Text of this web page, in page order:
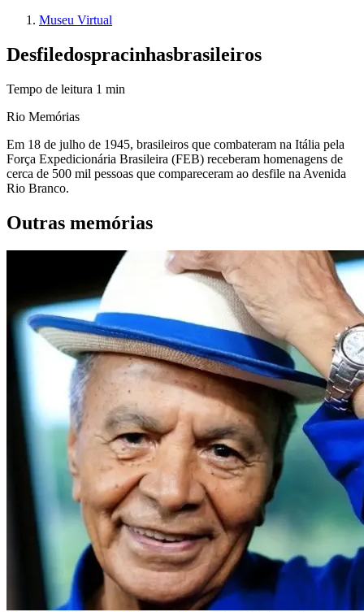
Museu Virtual
Desfiledospracinhasbrasileiros
Tempo de leitura 1 min
Rio Memórias
Em 18 de julho de 1945, brasileiros que combateram na Itália pela
Força Expedicionária Brasileira (FEB) receberam homenagens de
cerca de 500 mil pessoas que compareceram ao desfile na Avenida
Rio Branco.
Outras memórias